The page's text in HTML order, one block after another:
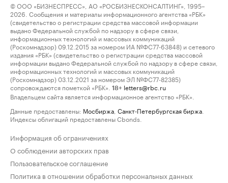
© ООО «БИЗНЕСПРЕСС», АО «РОСБИЗНЕСКОНСАЛТИНГ», 1995–
2026. Сообщения и материалы информационного агентства «РБК»
(свидетельство о регистрации средства массовой информации
выдано Федеральной службой по надзору в сфере связи,
информационных технологий и массовых коммуникаций
(Роскомнадзор) 09.12.2015 за номером ИА №ФС77-63848) и сетевого
издания «РБК» (свидетельство о регистрации средства массовой
информации выдано Федеральной службой по надзору в сфере связи,
информационных технологий и массовых коммуникаций
(Роскомнадзор) 03.12.2021 за номером ЭЛ №ФС77-82385)
сопровождаются пометкой «РБК».
18+ letters@rbc.ru
Владельцем сайта является информационное агентство «РБК».
Данные предоставлены: Мосбиржа Санкт-Петербургская биржа
Индексы облигаций предоставлены Cbonds.
Информация об ограничениях
О соблюдении авторских прав
Пользовательское соглашение
Политика в отношении обработки персональных данных